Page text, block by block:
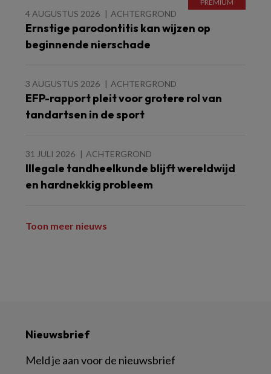
4 AUGUSTUS 2026 ACHTERGROND
Ernstige parodontitis kan wijzen op
beginnende nierschade
3 AUGUSTUS 2026 ACHTERGROND
EFP-rapport pleit voor grotere rol van
tandartsen in de sport
31 JULI 2026 ACHTERGROND
Illegale tandheelkunde blijft wereldwijd
en hardnekkig probleem
Toon meer nieuws
Nieuwsbrief
Meld je aan voor de nieuwsbrief